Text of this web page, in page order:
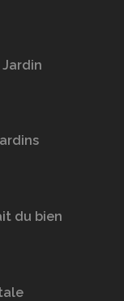
du bien